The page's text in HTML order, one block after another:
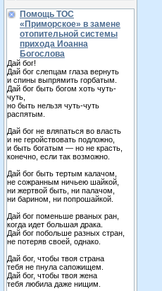
Помощь ТОС
«Приморское» в замене
отопительной системы
прихода Иоанна
Богослова
Дай бог!
Дай бог слепцам глаза вернуть
и спины выпрямить горбатым.
Дай бог быть богом хоть чуть-
чуть,
но быть нельзя чуть-чуть
распятым.
Дай бог не вляпаться во власть
и не геройствовать подложно,
и быть богатым — но не красть,
конечно, если так возможно.
Дай бог быть тертым калачом,
не сожранным ничьею шайкой,
ни жертвой быть, ни палачом,
ни барином, ни попрошайкой.
Дай бог поменьше рваных ран,
когда идет большая драка.
Дай бог побольше разных стран,
не потеряв своей, однако.
Дай бог, чтобы твоя страна
тебя не пнула сапожищем.
Дай бог, чтобы твоя жена
тебя любила даже нищим.